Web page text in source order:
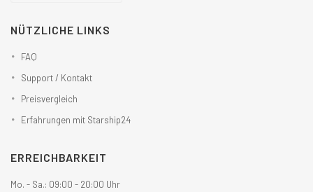
NÜTZLICHE LINKS
FAQ
Support / Kontakt
Preisvergleich
Erfahrungen mit Starship24
ERREICHBARKEIT
Mo. - Sa.: 09:00 - 20:00 Uhr